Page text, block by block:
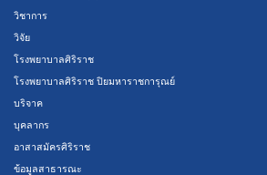
วิชาการ
วิจัย
โรงพยาบาลศิริราช
โรงพยาบาลศิริราช ปิยมหาราชการุณย์
บริจาค
บุคลากร
อาสาสมัครศิริราช
ข้อมูลสาธารณะ